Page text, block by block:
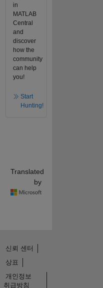
in
MATLAB
Central
and
discover
how the
community
can help
you!
Start
Hunting!
Translated
by
신뢰 센터
상표
개인정보
취급방침